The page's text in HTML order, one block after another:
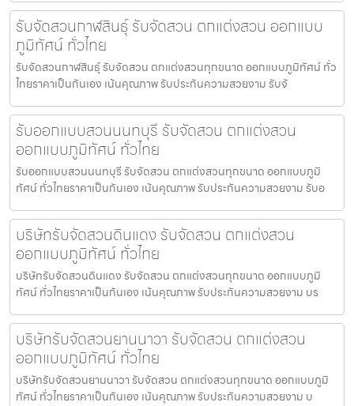
รับจัดสวนกาฬสินธุ์ รับจัดสวน ตกแต่งสวน ออกแบบ
ภูมิทัศน์ ทั่วไทย
รับจัดสวนกาฬสินธุ์ รับจัดสวน ตกแต่งสวนทุกขนาด ออกแบบภูมิทัศน์ ทั่ว
ไทยราคาเป็นกันเอง เน้นคุณภาพ รับประกันความสวยงาม รับจั
รับออกแบบสวนนนทบุรี รับจัดสวน ตกแต่งสวน
ออกแบบภูมิทัศน์ ทั่วไทย
รับออกแบบสวนนนทบุรี รับจัดสวน ตกแต่งสวนทุกขนาด ออกแบบภูมิ
ทัศน์ ทั่วไทยราคาเป็นกันเอง เน้นคุณภาพ รับประกันความสวยงาม รับอ
บริษัทรับจัดสวนดินแดง รับจัดสวน ตกแต่งสวน
ออกแบบภูมิทัศน์ ทั่วไทย
บริษัทรับจัดสวนดินแดง รับจัดสวน ตกแต่งสวนทุกขนาด ออกแบบภูมิ
ทัศน์ ทั่วไทยราคาเป็นกันเอง เน้นคุณภาพ รับประกันความสวยงาม บร
บริษัทรับจัดสวนยานนาวา รับจัดสวน ตกแต่งสวน
ออกแบบภูมิทัศน์ ทั่วไทย
บริษัทรับจัดสวนยานนาวา รับจัดสวน ตกแต่งสวนทุกขนาด ออกแบบภูมิ
ทัศน์ ทั่วไทยราคาเป็นกันเอง เน้นคุณภาพ รับประกันความสวยงาม บ